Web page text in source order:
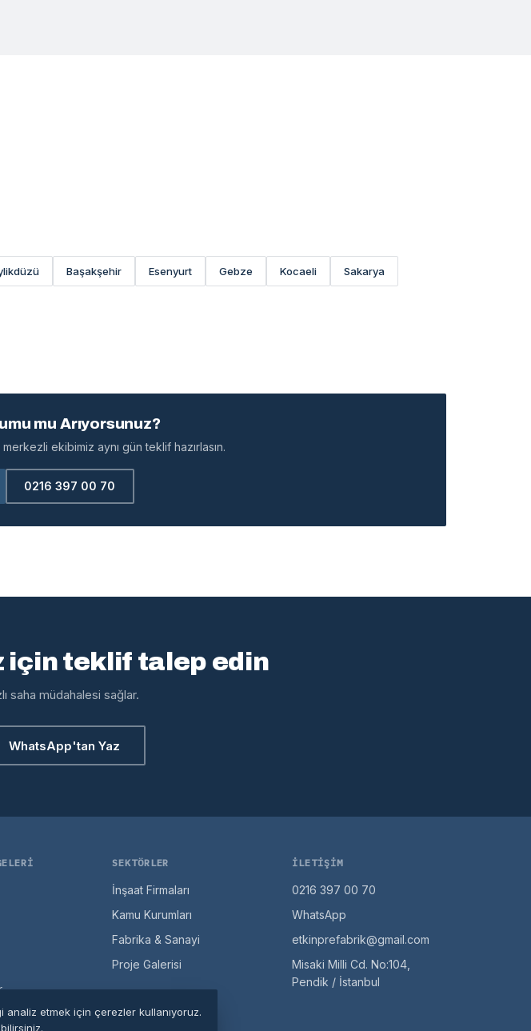
Başakşehir Esenyurt Gebze Kocaeli Sakarya
mu Arıyorsunuz?
ekibimiz aynı gün teklif hazırlasın.
0216 397 00 70
için teklif talep edin
saha müdahalesi sağlar.
WhatsApp'tan Yaz
SEKTÖRLER
İnşaat Firmaları
Kamu Kurumları
Fabrika & Sanayi
Proje Galerisi
İLETIŞIM
0216 397 00 70
WhatsApp
etkinprefabrik@gmail.com
Misaki Milli Cd. No:104,
Pendik / İstanbul
etmek için çerezler kullanıyoruz.